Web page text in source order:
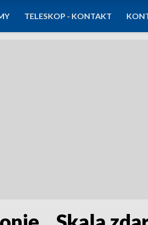
TELESKOP - KONTAKT